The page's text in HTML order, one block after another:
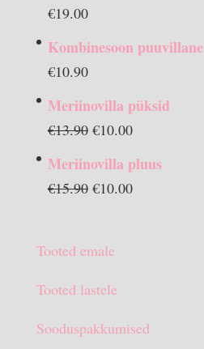
€19.00
Kombinesoon puuvillane
€10.90
Meriinovilla püksid
€13.90 Algne
€10.00Praegune
on:
Meriinovilla pluus
€15.90 Algne
€15.90.
€10.00Praegune
Tooted emale
Tooted lastele
Sooduspakkumised